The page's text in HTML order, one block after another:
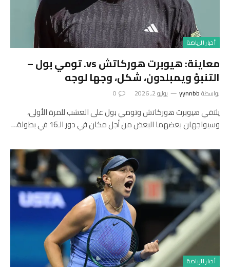
أخبار الرياضة
معاينة: هيوبرت هوركاتش vs. تومي بول –
التنبؤ ويمبلدون، شكل، وجها لوجه
بواسطةyynnbb يوليو 2, 2026 0
يلتقي هيوبرت هوركاتش وتومي بول على العشب للمرة الأولى،
وسيواجهان بعضهما البعض من أجل مكان في دور الـ16 في بطولة…
أخبار الرياضة